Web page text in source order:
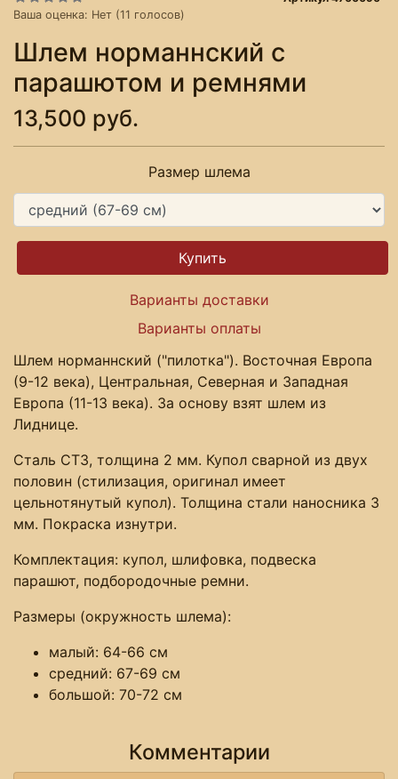
Ваша оценка: Нет (11 голосов)
Шлем норманнский с
парашютом и ремнями
13,500 руб.
Размер шлема
Варианты доставки
Варианты оплаты
Шлем норманнский ("пилотка"). Восточная Европа
(9-12 века), Центральная, Северная и Западная
Европа (11-13 века). За основу взят шлем из
Лиднице.
Сталь СТ3, толщина 2 мм. Купол сварной из двух
половин (стилизация, оригинал имеет
цельнотянутый купол). Толщина стали наносника 3
мм. Покраска изнутри.
Комплектация: купол, шлифовка, подвеска
парашют, подбородочные ремни.
Размеры (окружность шлема):
малый: 64-66 см
средний: 67-69 см
большой: 70-72 см
Комментарии